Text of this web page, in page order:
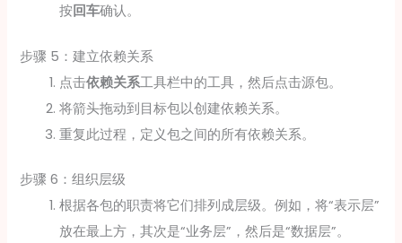
按回车确认。
步骤 5：建立依赖关系
点击依赖关系工具栏中的工具，然后点击源包。
将箭头拖动到目标包以创建依赖关系。
重复此过程，定义包之间的所有依赖关系。
步骤 6：组织层级
根据各包的职责将它们排列成层级。例如，将“表示层”
放在最上方，其次是“业务层”，然后是“数据层”。